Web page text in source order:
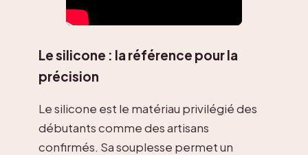
Le silicone : la référence pour la
précision
Le silicone est le matériau privilégié des
débutants comme des artisans
confirmés. Sa souplesse permet un